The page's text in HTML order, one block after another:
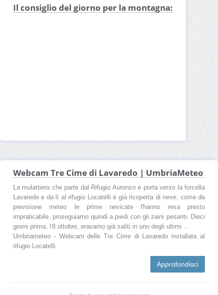
Il consiglio del giorno per la montagna:
Webcam Tre Cime di Lavaredo | UmbriaMeteo
La mulattiera che parte dal Rifugio Auronzo e porta verso la forcella
Lavaredo e da lì al rifugio Locatelli è già ricoperta di neve; come da
previsione meteo le prime nevicate l'hanno resa presto
impraticabile, proseguiamo quindi a piedi con gli zaini pesanti. Dieci
giorni prima, l'8 ottobre, eravamo già saliti in uno degli ultimi ...
Umbriameteo - Webcam delle Tre Cime di Lavaredo installata al
rifugio Locatelli
Approfondisci